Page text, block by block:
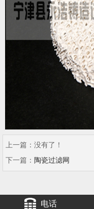
上一篇：没有了！
下一篇： 陶瓷过滤网
电话